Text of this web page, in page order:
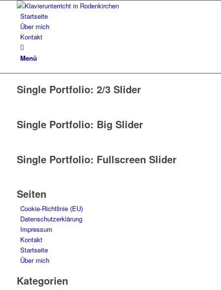
Startseite
Über mich
Kontakt
Menü
Single Portfolio: 2/3 Slider
Single Portfolio: Big Slider
Single Portfolio: Fullscreen Slider
Seiten
Cookie-Richtlinie (EU)
Datenschutzerklärung
Impressum
Kontakt
Startseite
Über mich
Kategorien